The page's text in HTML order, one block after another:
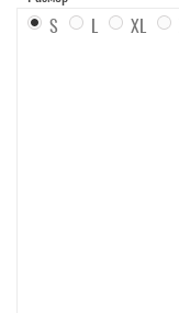
S XL